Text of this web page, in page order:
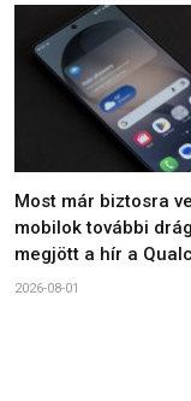
Most már biztosra
mobilok további
megjött a hír a
2026-08-01